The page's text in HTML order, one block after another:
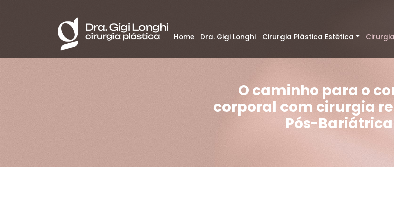
Home Dra. Gigi Longhi Cirurgia Plástica Estética
O caminho para o
corporal com cirurgia
Pós-Bariátrica